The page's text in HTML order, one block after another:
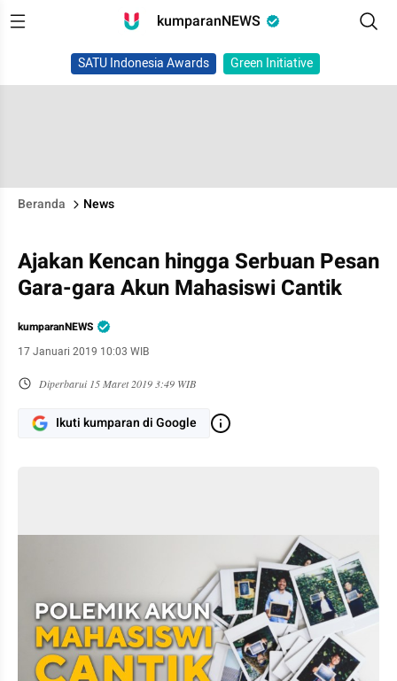
kumparanNEWS
SATU Indonesia Awards Green Initiative
Beranda News
Ajakan Kencan hingga Serbuan Pesan
Gara-gara Akun Mahasiswi Cantik
kumparanNEWS
17 Januari 2019 10:03 WIB
Diperbarui 15 Maret 2019 3:49 WIB
Ikuti kumparan di Google